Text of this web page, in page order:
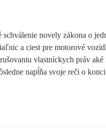
schválenie novely zákona o
a ciest pre motorové
vlastníckych práv
napĺňa svoje reči o